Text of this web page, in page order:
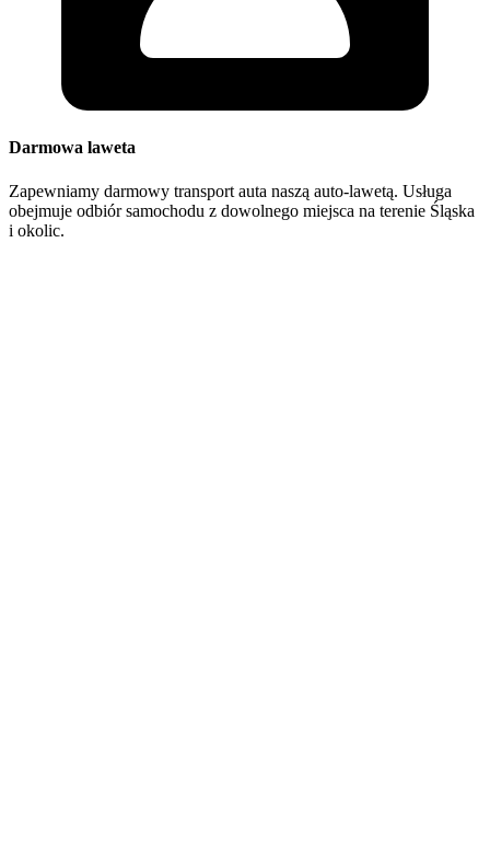
Darmowa laweta
Zapewniamy darmowy transport auta naszą auto-lawetą. Usługa
obejmuje odbiór samochodu z dowolnego miejsca na terenie Śląska
i okolic.